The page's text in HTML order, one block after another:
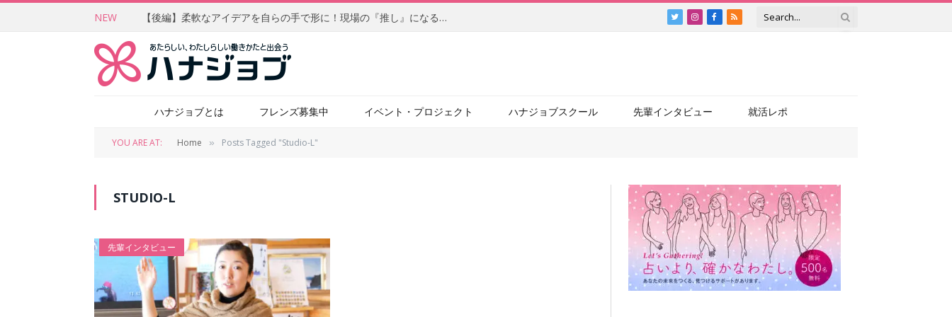
NEW 【後編】柔軟なアイデアを自らの手で形に！現場の『推し』になるサービスを目指す、社内起業家の新たな挑戦（JBCC株式会社） TwitterInstagram
Facebook
RSS
ハナジョブとは フレンズ募集中 イベント・プロジェクト ハナジョブスクール 先輩インタビュー 就活レポ
YOU ARE AT: Home » Posts Tagged "Studio-L"
STUDIO-L
先輩インタビュー